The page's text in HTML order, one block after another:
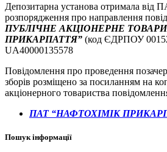
Депозитарна установа отримала від
розпорядження про направлення
ПУБЛІЧНЕ АКЦІОНЕРНЕ
ПРИКАРПАТТЯ” (код ЄДРПОУ
UA40000135578
Повідомлення про проведення
зборів розміщено за посиланням на
акціонерного товариства
ПАТ “НАФТОХІМІК
Пошук інформації